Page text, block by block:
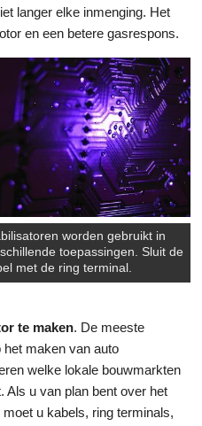
langer elke inmenging. Het
en een betere gasrespons.
worden gebruikt in
toepassingen. Sluit de
met de ring terminal.
te maken. De meeste
maken van auto
welke lokale bouwmarkten
Als u van plan bent over het
u kabels, ring terminals,